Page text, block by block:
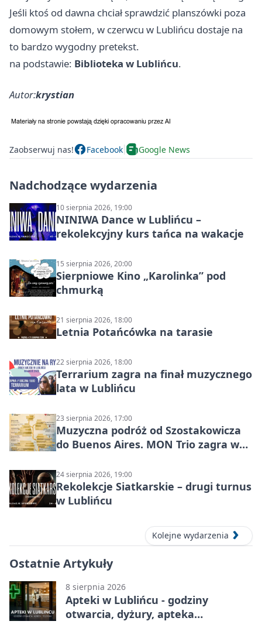
Jeśli ktoś od dawna chciał sprawdzić planszówki poza
domowym stołem, w czerwcu w Lublińcu dostaje na
to bardzo wygodny pretekst.
na podstawie: Biblioteka w Lublińcu.
Autor:krystian
Zaobserwuj nas! Facebook Google News
Nadchodzące wydarzenia
10 sierpnia 2026, 19:00
NINIWA Dance w Lublińcu –
rekolekcyjny kurs tańca na wakacje
15 sierpnia 2026, 20:00
Sierpniowe Kino „Karolinka” pod
chmurką
21 sierpnia 2026, 18:00
Letnia Potańcówka na tarasie
22 sierpnia 2026, 18:00
Terrarium zagra na finał muzycznego
lata w Lublińcu
23 sierpnia 2026, 17:00
Muzyczna podróż od Szostakowicza
do Buenos Aires. MON Trio zagra w
24 sierpnia 2026, 19:00
Rekolekcje Siatkarskie – drugi turnus
w Lublińcu
Kolejne wydarzenia
Ostatnie Artykuły
8 sierpnia 2026
Apteki w Lublińcu - godziny
otwarcia, dyżury, apteka